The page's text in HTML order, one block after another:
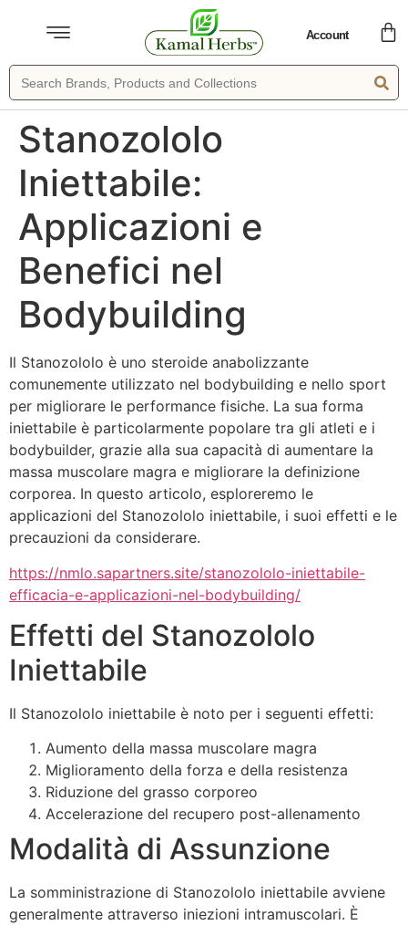
Account
Stanozololo
Iniettabile:
Applicazioni e
Benefici nel
Bodybuilding
Il Stanozololo è uno steroide anabolizzante
comunemente utilizzato nel bodybuilding e nello sport
per migliorare le performance fisiche. La sua forma
iniettabile è particolarmente popolare tra gli atleti e i
bodybuilder, grazie alla sua capacità di aumentare la
massa muscolare magra e migliorare la definizione
corporea. In questo articolo, esploreremo le
applicazioni del Stanozololo iniettabile, i suoi effetti e le
precauzioni da considerare.
https://nmlo.sapartners.site/stanozololo-iniettabile-
efficacia-e-applicazioni-nel-bodybuilding/
Effetti del Stanozololo
Iniettabile
Il Stanozololo iniettabile è noto per i seguenti effetti:
Aumento della massa muscolare magra
Miglioramento della forza e della resistenza
Riduzione del grasso corporeo
Accelerazione del recupero post-allenamento
Modalità di Assunzione
La somministrazione di Stanozololo iniettabile avviene
generalmente attraverso iniezioni intramuscolari. È